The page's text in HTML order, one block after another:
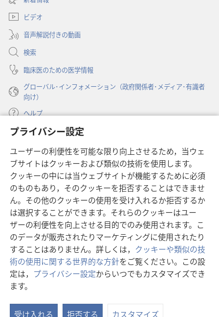
プライバシー設定
ユーザーの利便性を可能な限り向上させるため，当ウェ
ブサイトはクッキーおよび類似の技術を使用します。
クッキーの中には当ウェブサイトが機能するために必須
のものもあり，そのクッキーを拒否することはできませ
ん。その他のクッキーの使用を受け入れるか拒否するか
は選択することができます。それらのクッキーはユー
ザーの利便性を向上させる目的でのみ使用されます。こ
のデータが販売されたりマーケティングに使用されたり
することはありません。詳しくは， クッキーや類似の技
術の使用に関する世界的な方針をご覧ください。この設
定は， プライバシー設定からいつでもカスタマイズでき
ます。
受け入れる 拒否する カスタマイズ
で
開
く）
い
タ
ブ
で
開
く）
ビデオ
音声解説付きの動画
検索
臨床医のための医学情報
グローバル･インフォメーション（政府関係者･メディア･有識者
向け）
ヘルプ
寄付
し
い
タ
ブ
で
開
く）
ものみの塔 オンライン・ライブラリー
（新
し
い
タ
ブ
で
開
く）
JW Hub ®
（新
し
い
タ
ブ
で
開
く）
JW Library ®
Watchtower Library®
Copyright
利用規約